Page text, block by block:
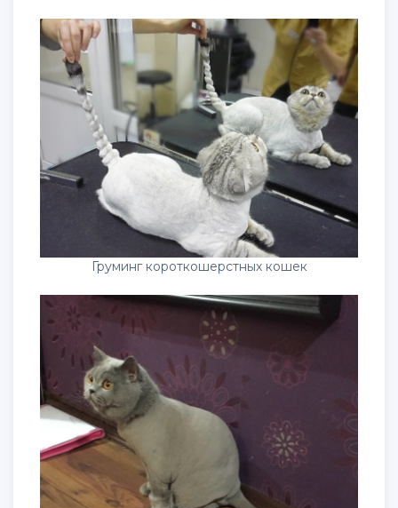
Груминг короткошерстных кошек